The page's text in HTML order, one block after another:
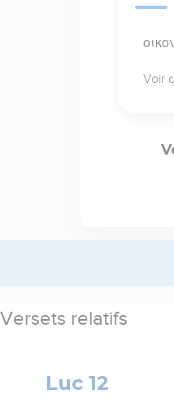
Voir
Versets relatifs
Luc 12